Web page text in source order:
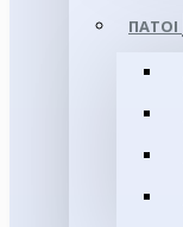
ΠΆΤΟΙ